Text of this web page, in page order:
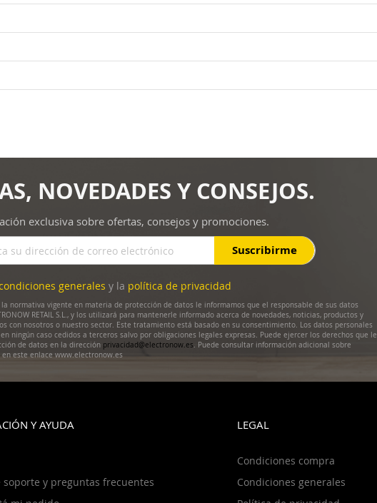
NOVEDADES Y CONSEJOS.
exclusiva sobre ofertas, consejos y promociones.
Suscribirme
generales y la política de privacidad
normativa vigente en materia de protección de datos le informamos que el responsable de sus datos
RETAIL S.L., y los utilizará para mantenerle informado acerca de novedades, noticias, productos y
con nosotros o nuestro sector. Este tratamiento está basado en su consentimiento. Los datos personales
ningún caso cedidos a terceros salvo por obligaciones legales expresas. Puede ejercer los derechos que le
de datos en la dirección privacidad@electronow.es. Puede consultar información adicional sobre
en este enlace www.electronow.es
Y AYUDA
soporte y preguntas frecuentes
LEGAL
Condiciones compra
Condiciones generales